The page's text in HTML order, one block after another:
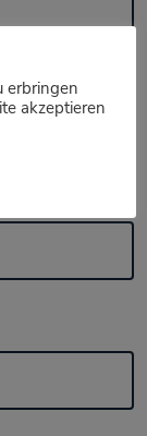
erbringen
akzeptieren